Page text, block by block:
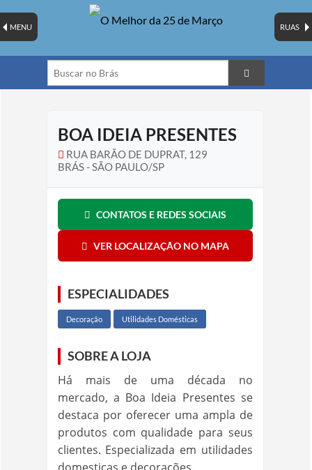
RUAS
MENU
BOA IDEIA PRESENTES
RUA BARÃO DE DUPRAT, 129
BRÁS - SÃO PAULO/SP
CONTATOS E REDES SOCIAIS
VER LOCALIZAÇÃO NO MAPA
ESPECIALIDADES
Decoração Utilidades Domésticas
SOBRE A LOJA
Há mais de uma década no
mercado, a Boa Ideia Presentes se
destaca por oferecer uma ampla de
produtos com qualidade para seus
clientes. Especializada em utilidades